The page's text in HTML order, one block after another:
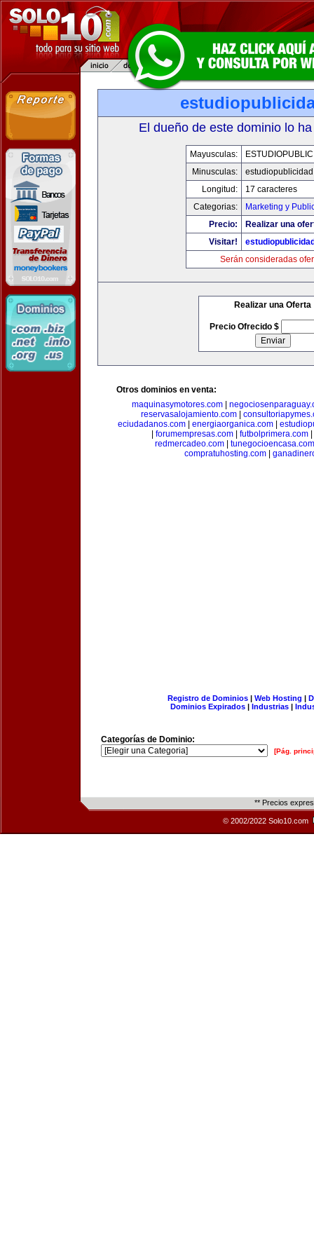
El dueño de este dominio lo
Mayusculas:
Minusculas:
Longitud:
17 caracteres
Categorias:
Marketing y
Precio:
Realizar una
Visitar!
Serán consideradas
Realizar una Oferta
Precio Ofrecido $
Otros dominios en venta:
maquinasymotores.com|
reservasalojamiento.com
eciudadanos.com| energiaorganica.com|
forumempresas.com futbolprimera.com
redmercadeo.com| tunegocioencasa.com
compratuhosting.com|
Registro de Dominios| Web Hosting |
Dominios Expirados | Industrias |
Categorías de Dominio:
[Pág.
** Precios
© 2002/2022 Solo10.com